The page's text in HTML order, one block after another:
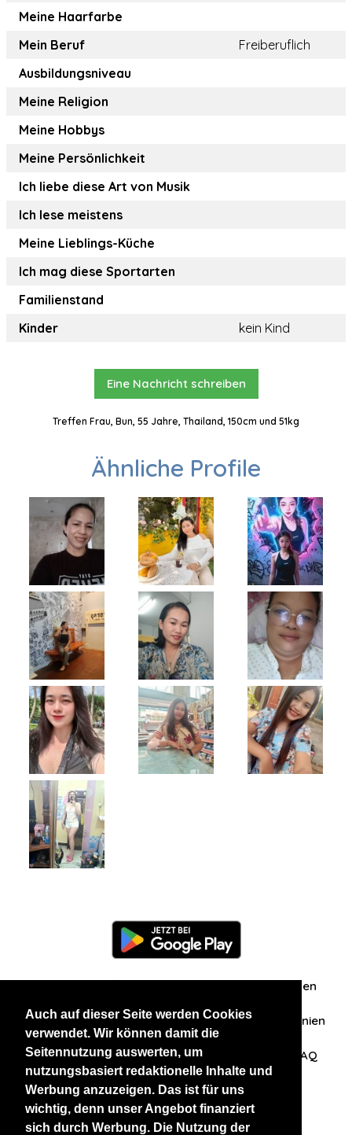
Auch auf dieser Seite werden Cookies
verwendet. Wir können damit die
Seitennutzung auswerten, um
nutzungsbasiert redaktionelle Inhalte und
Werbung anzuzeigen. Das ist für uns
wichtig, denn unser Angebot finanziert
sich durch Werbung. Die Nutzung der
Meine Haarfarbe
Mein Beruf
Freiberuflich
Ausbildungsniveau
Meine Religion
Meine Hobbys
Meine Persönlichkeit
Ich liebe diese Art von Musik
Ich lese meistens
Meine Lieblings-Küche
Ich mag diese Sportarten
Familienstand
Kinder
kein Kind
Eine Nachricht schreiben
Treffen Frau, Bun, 55 Jahre, Thailand, 150cm und 51kg
Ähnliche Profile
Zuschriften/Erfahrungen
Datenschutzerklärung AGB Datenschutzrichtlinien
Nehmen Sie Kontakt mit uns auf FAQ
Unsere anderen Websites